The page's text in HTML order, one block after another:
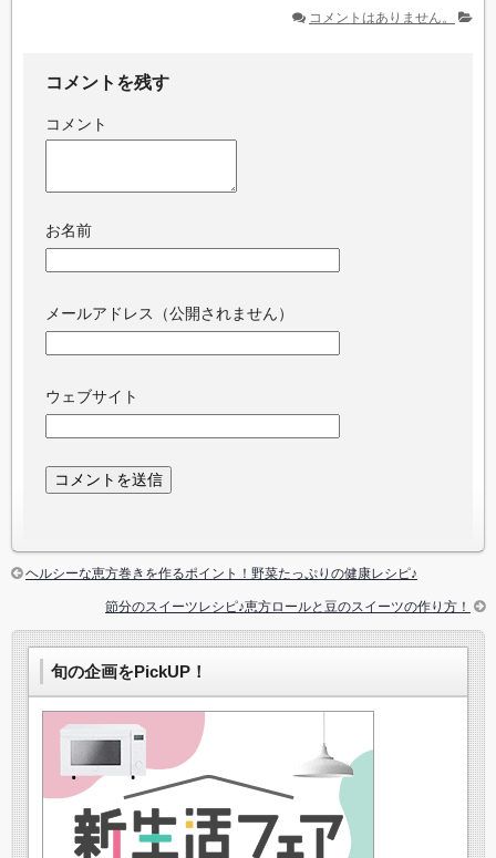
コメントはありません。
コメントを残す
コメント
お名前
メールアドレス（公開されません）
ウェブサイト
ヘルシーな恵方巻きを作るポイント！野菜たっぷりの健康レシピ♪
節分のスイーツレシピ♪恵方ロールと豆のスイーツの作り方！
旬の企画をPickUP！